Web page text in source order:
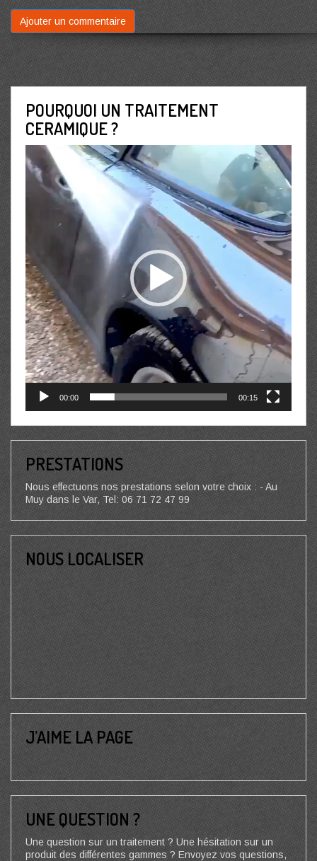
POURQUOI UN TRAITEMENT
CERAMIQUE ?
Lecteur
vidéo
00:00 00:15
PRESTATIONS
Nous effectuons nos prestations selon votre choix : - Au
Muy dans le Var, Tel: 06 71 72 47 99
NOUS LOCALISER
J’AIME LA PAGE
UNE QUESTION ?
Une question sur un traitement ? Une hésitation sur un
produit des différentes gammes ? Envoyez vos questions,